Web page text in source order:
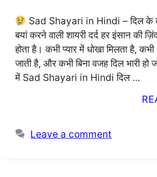
Sad Shayari in Hindi – दिल के
बयां करने वाली शायरी दर्द हर इंसान की
होता है। कभी प्यार में धोखा मिलता है,
जाती है, और कभी बिना वजह दिल भारी हो
में Sad Shayari in Hindi दिल …
Leave a comment